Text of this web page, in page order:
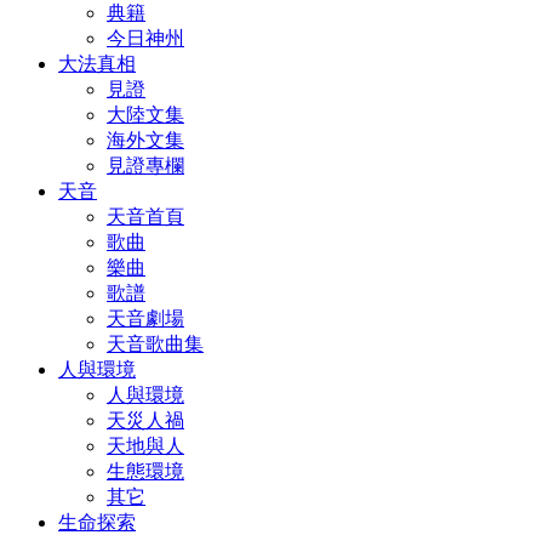
典籍
今日神州
大法真相
見證
大陸文集
海外文集
見證專欄
天音
天音首頁
歌曲
樂曲
歌譜
天音劇場
天音歌曲集
人與環境
人與環境
天災人禍
天地與人
生態環境
其它
生命探索